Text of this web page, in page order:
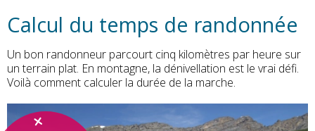
Calcul du temps de randonnée
Un bon randonneur parcourt cinq kilomètres par heure sur
un terrain plat. En montagne, la dénivellation est le vrai défi.
Voilà comment calculer la durée de la marche.